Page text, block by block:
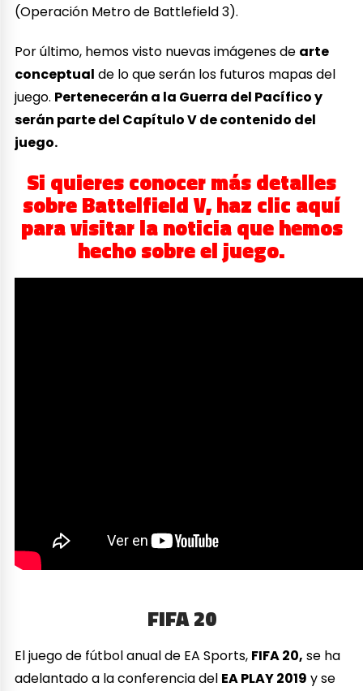
(Operación Metro de Battlefield 3).
Por último, hemos visto nuevas imágenes de arte
conceptual de lo que serán los futuros mapas del
juego. Pertenecerán a la Guerra del Pacífico y
serán parte del Capítulo V de contenido del
juego.
Si quieres conocer más detalles
sobre Battelfield V, haz clic aquí
para visitar la noticia que hemos
hecho sobre el juego.
FIFA 20
El juego de fútbol anual de EA Sports, FIFA 20, se ha
adelantado a la conferencia del EA PLAY 2019 y se